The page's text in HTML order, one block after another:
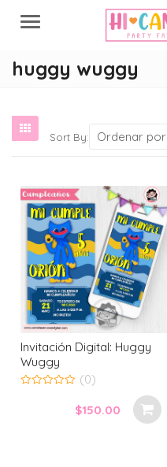
Menu
huggy wuggy
Sort By:
Invitación Digital: Huggy
Wuggy
(0)
$150.00